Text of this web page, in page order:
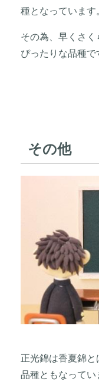
種となっています
その為、早くさ
ぴったりな品種で
その他
正光錦は香夏錦
品種ともなってい